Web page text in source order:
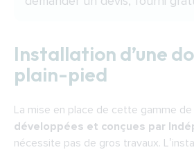
Installation d’une
plain-pied
La mise en place de cette gamme
développées et conçues par
nécessite pas de gros travaux.